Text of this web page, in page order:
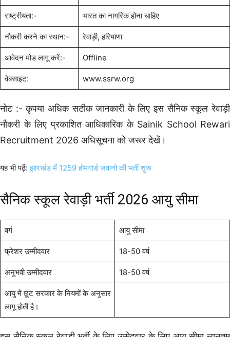
राष्ट्रीयता:- भारत का नागरिक होना चाहिए
नौकरी करने का स्थान:- रेवाड़ी, हरियाणा
आवेदन मोड लागू करें:- Offline
वेबसाइट: www.ssrw.org
नोट :- कृपया अधिक सटीक जानकारी के लिए इस सैनिक स्कूल रेवाड़ी
नौकरी के लिए प्रकाशित आधिकारिक के Sainik School Rewari
Recruitment 2026 अधिसूचना को जरूर देखें।
यह भी पढ़ें:झारखंड में 1259 होमगार्ड जवानो की भर्ती शुरू
सैनिक स्कूल रेवाड़ी भर्ती 2026 आयु सीमा
वर्ग आयु सीमा
फ्रेशर उम्मीदवार 18-50 वर्ष
अनुभवी उम्मीदवार 18-50 वर्ष
आयु में छूट सरकार के नियमों के अनुसार
लागू होती है।